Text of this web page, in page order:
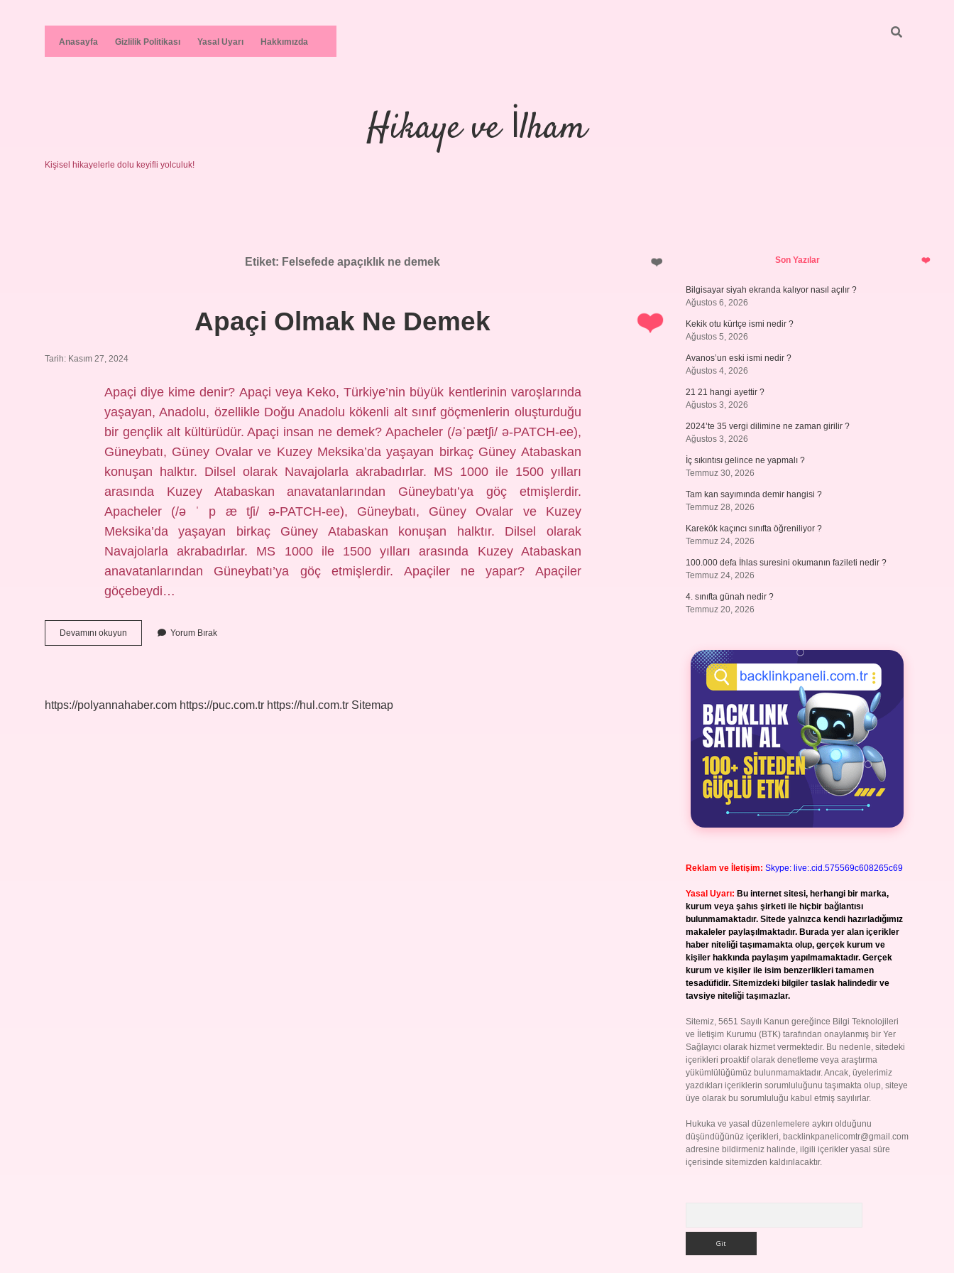
Anasayfa Gizlilik Politikası Yasal Uyarı Hakkımızda
Hikaye ve İlham
Kişisel hikayelerle dolu keyifli yolculuk!
Etiket: Felsefede apaçıklık ne demek
Apaçi Olmak Ne Demek
Tarih: Kasım 27, 2024
Apaçi diye kime denir? Apaçi veya Keko, Türkiye’nin büyük kentlerinin varoşlarında
yaşayan, Anadolu, özellikle Doğu Anadolu kökenli alt sınıf göçmenlerin oluşturduğu
bir gençlik alt kültürüdür. Apaçi insan ne demek? Apacheler (/əˈpætʃi/ ə-PATCH-ee),
Güneybatı, Güney Ovalar ve Kuzey Meksika’da yaşayan birkaç Güney Atabaskan
konuşan halktır. Dilsel olarak Navajolarla akrabadırlar. MS 1000 ile 1500 yılları
arasında Kuzey Atabaskan anavatanlarından Güneybatı’ya göç etmişlerdir.
Apacheler (/ə ˈ p æ tʃi/ ə-PATCH-ee), Güneybatı, Güney Ovalar ve Kuzey
Meksika’da yaşayan birkaç Güney Atabaskan konuşan halktır. Dilsel olarak
Navajolarla akrabadırlar. MS 1000 ile 1500 yılları arasında Kuzey Atabaskan
anavatanlarından Güneybatı’ya göç etmişlerdir. Apaçiler ne yapar? Apaçiler
göçebeydi…
Devamını okuyun
Olmak
Yorum Bırak
https://polyannahaber.com https://puc.com.tr https://hul.com.tr Sitemap
SidebarSon Yazılar
Bilgisayar siyah ekranda kalıyor nasıl açılır ?
Ağustos 6, 2026
Kekik otu kürtçe ismi nedir ?
Ağustos 5, 2026
Avanos’un eski ismi nedir ?
Ağustos 4, 2026
21 21 hangi ayettir ?
Ağustos 3, 2026
2024’te 35 vergi dilimine ne zaman girilir ?
Ağustos 3, 2026
İç sıkıntısı gelince ne yapmalı ?
Temmuz 30, 2026
Tam kan sayımında demir hangisi ?
Temmuz 28, 2026
Karekök kaçıncı sınıfta öğreniliyor ?
Temmuz 24, 2026
100.000 defa İhlas suresini okumanın fazileti nedir ?
Temmuz 24, 2026
4. sınıfta günah nedir ?
Temmuz 20, 2026
Reklam ve İletişim: Skype: live:.cid.575569c608265c69
Yasal Uyarı: Bu internet sitesi, herhangi bir marka,
kurum veya şahıs şirketi ile hiçbir bağlantısı
bulunmamaktadır. Sitede yalnızca kendi hazırladığımız
makaleler paylaşılmaktadır. Burada yer alan içerikler
haber niteliği taşımamakta olup, gerçek kurum ve
kişiler hakkında paylaşım yapılmamaktadır. Gerçek
kurum ve kişiler ile isim benzerlikleri tamamen
tesadüfidir. Sitemizdeki bilgiler taslak halindedir ve
tavsiye niteliği taşımazlar.
Sitemiz, 5651 Sayılı Kanun gereğince Bilgi Teknolojileri
ve İletişim Kurumu (BTK) tarafından onaylanmış bir Yer
Sağlayıcı olarak hizmet vermektedir. Bu nedenle, sitedeki
içerikleri proaktif olarak denetleme veya araştırma
yükümlülüğümüz bulunmamaktadır. Ancak, üyelerimiz
yazdıkları içeriklerin sorumluluğunu taşımakta olup, siteye
üye olarak bu sorumluluğu kabul etmiş sayılırlar.
Hukuka ve yasal düzenlemelere aykırı olduğunu
düşündüğünüz içerikleri, backlinkpanelicomtr@gmail.com
adresine bildirmeniz halinde, ilgili içerikler yasal süre
içerisinde sitemizden kaldırılacaktır.